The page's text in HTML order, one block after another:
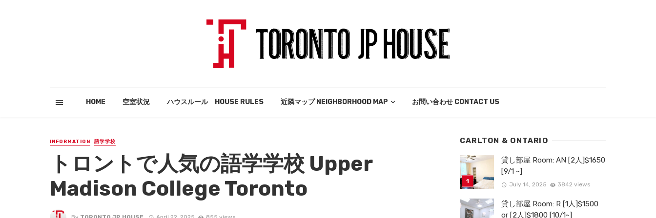
HOME 空室状況 ハウスルール HOUSE RULES 近隣マップ NEIGHBORHOOD MAP お問い合わせ CONTACT US
INFORMATION 語学学校
トロントで人気の語学学校 Upper
Madison College Toronto
CARLTON & ONTARIO
貸し部屋 Room: AN [2人]$1650
[9/1 ~]
July 14, 2025 3842 views
貸し部屋 Room: R [1人]$1500
or [2人]$1800 [10/1~]